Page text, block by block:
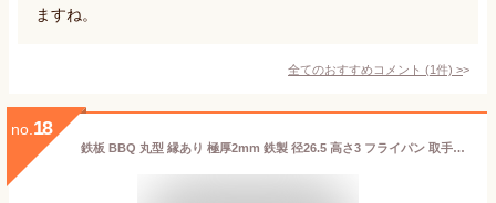
ますね。
全てのおすすめコメント (1件) >
no. 18
鉄板 BBQ 丸型 縁あり 極厚2mm 鉄製 径26.5 高さ3 フライパン 取手付 キャンプ アウトドア バーベキュー 丈夫 焼きそば パエリア